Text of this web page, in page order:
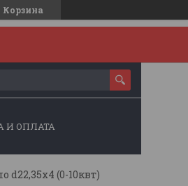
Корзина
И ОПЛАТА
d22,35x4 (0-10квт)